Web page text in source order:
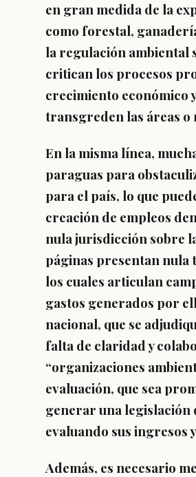
en gran medida de la
como forestal,
la regulación ambiental
critican los procesos
crecimiento económico
transgreden las áreas
En la misma línea,
paraguas para
para el país, lo que
creación de empleos
nula jurisdicción sobre
páginas presentan nula
los cuales articulan
gastos generados por
nacional, que se
falta de claridad y
“organizaciones
evaluación, que sea
generar una
evaluando sus ingresos
Además, es necesario